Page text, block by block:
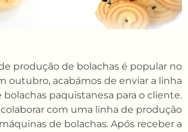
produção de bolachas é popular no
outubro, acabámos de enviar a linha
paquistanesa para o cliente.
com uma linha de produção
de bolachas. Após receber a